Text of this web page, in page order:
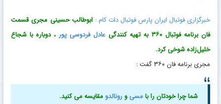
خبرگزاری فوتبال ایران پارس فوتبال دات کام : ابوطالب حسینی مجری قسمت
فان برنامه فوتبال ۳۶۰ به تهیه کنندگی
عادل فردوسی پور، دوباره با شجاع
خلیل‌زاده شوخی کرد.
مجری برنامه فان ۳۶۰ گفت :
شما چرا خودتان را بامسی ورونالدومقایسه می کنید.